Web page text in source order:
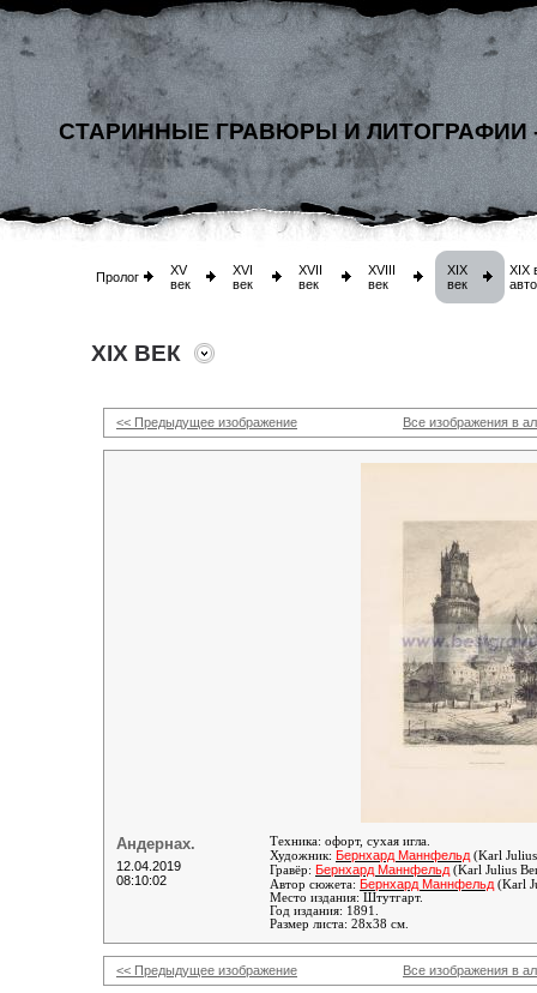
СТАРИННЫЕ ГРАВЮРЫ И ЛИТОГРАФИИ
Пролог
XV
век
XVI
век
XVII
век
XVIII
век
XIX
век
XIX
XIX ВЕК
<< Предыдущее изображение Все изображения в
Андернах.
12.04.2019
08:10:02
Техника: офорт, сухая игла.
Художник: Бернхард Маннфельд (Karl
Гравёр: Бернхард Маннфельд (Karl Julius
Автор сюжета: Бернхард Маннфельд (Karl
Место издания: Штутгарт.
Год издания: 1891.
Размер листа: 28х38 см.
<< Предыдущее изображение Все изображения в